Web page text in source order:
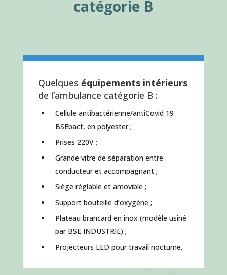
catégorie B
Quelques équipements intérieurs
de l’ambulance catégorie B :
Cellule antibactérienne/antiCovid 19
BSEbact, en polyester ;
Prises 220V ;
Grande vitre de séparation entre
conducteur et accompagnant ;
Siège réglable et amovible ;
Support bouteille d’oxygène ;
Plateau brancard en inox (modèle usiné
par BSE INDUSTRIE) ;
Projecteurs LED pour travail nocturne.